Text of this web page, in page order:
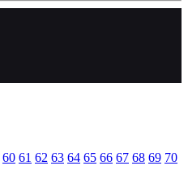
60 61 62 63 64 65 66 67 68 69 70